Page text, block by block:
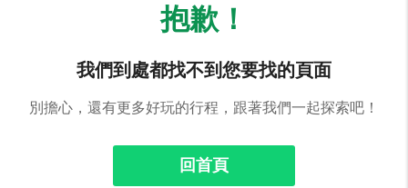
抱歉！
我們到處都找不到您要找的頁面
別擔心，還有更多好玩的行程，跟著我們一起探索吧！
回首頁